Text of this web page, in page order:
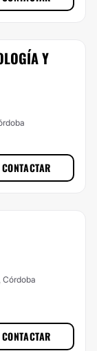
Y
CONTACTAR
Córdoba
CONTACTAR